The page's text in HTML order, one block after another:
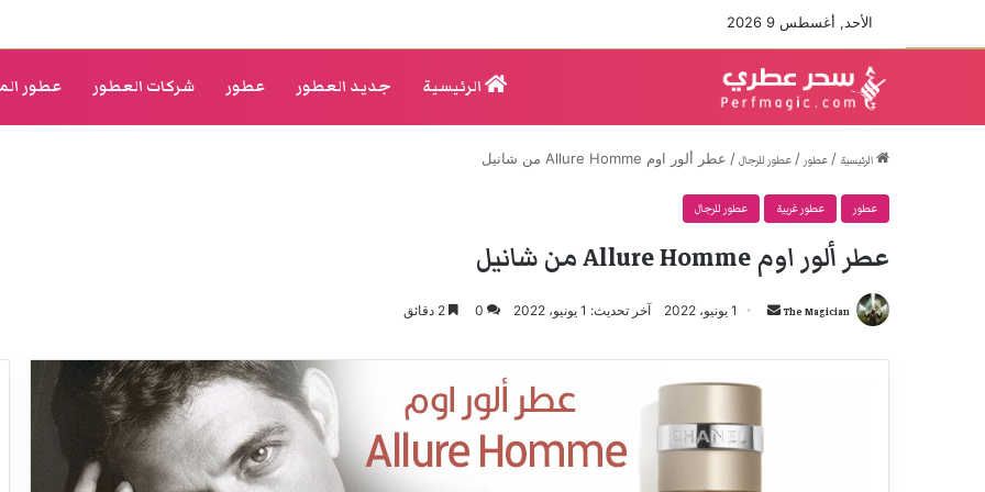
الأحد, أغسطس 9 2026
الرئيسية جديد العطور عطور شركات العطور عطور
الرئيسية / عطور / عطور للرجال/ عطر ألور اوم Allure Homme من شانيل
عطور عطور غربية عطور للرجال
عطر ألور اوم Allure Homme من شانيل
The Magician
أرسل
إلكترونيا
1 يونيو، 2022 آخر تحديث: 1 يونيو، 2022 0